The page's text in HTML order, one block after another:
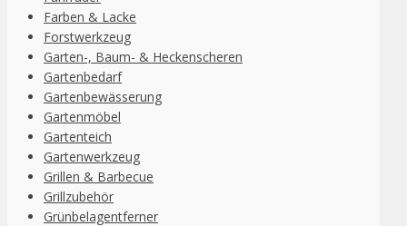
Farben & Lacke
Forstwerkzeug
Garten-, Baum- & Heckenscheren
Gartenbedarf
Gartenbewässerung
Gartenmöbel
Gartenteich
Gartenwerkzeug
Grillen & Barbecue
Grillzubehör
Grünbelagentferner